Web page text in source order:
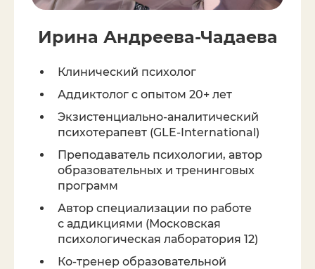
Ирина Андреева-Чадаева
Клинический психолог
Аддиктолог с опытом 20+ лет
Экзистенциально-аналитический
психотерапевт (GLE-International)
Преподаватель психологии, автор
образовательных и тренинговых
программ
Автор специализации по работе
с аддикциями (Московская
психологическая лаборатория 12)
Ко-тренер образовательной